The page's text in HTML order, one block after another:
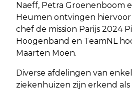
Naeff, Petra Groenenboom
Heumen ontvingen
chef de mission Parijs 2024
Hoogenband en TeamNL
Maarten Moen.
Diverse afdelingen van
ziekenhuizen zijn erkend